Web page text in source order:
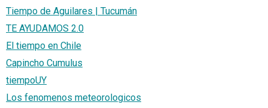
Tiempo de Aguilares | Tucumán
TE AYUDAMOS 2.0
El tiempo en Chile
Capincho Cumulus
tiempoUY
Los fenomenos meteorologicos